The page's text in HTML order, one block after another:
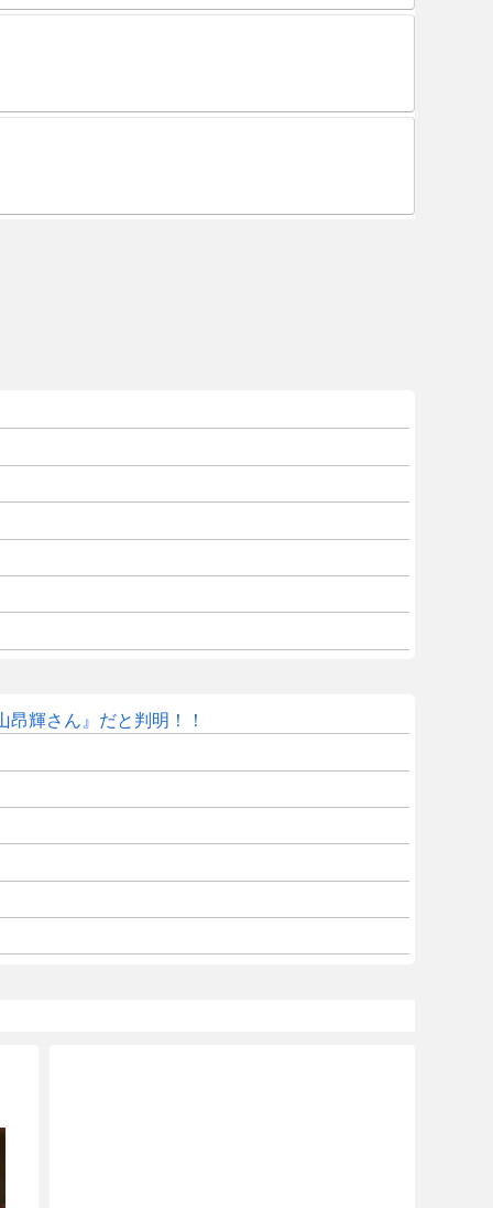
輝さん』だと判明！！